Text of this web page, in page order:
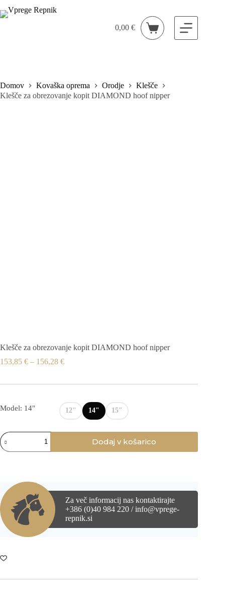
to
Shopping
0,00€
Domov Kovaška oprema Orodje
Klešče
Klešče za obrezovanje kopit DIAMOND hoof nipper
Klešče za obrezovanje kopit DIAMOND hoof nipper
153,85 € – 156,28 €
Model: 14" 12" 14" 15"
Klešče
za
obrezovanje
nipper
količina
Dodaj v košarico
Za več informacij nas kontaktirajte
+386 (0)40 984 220 / info@vprege-
repnik.si